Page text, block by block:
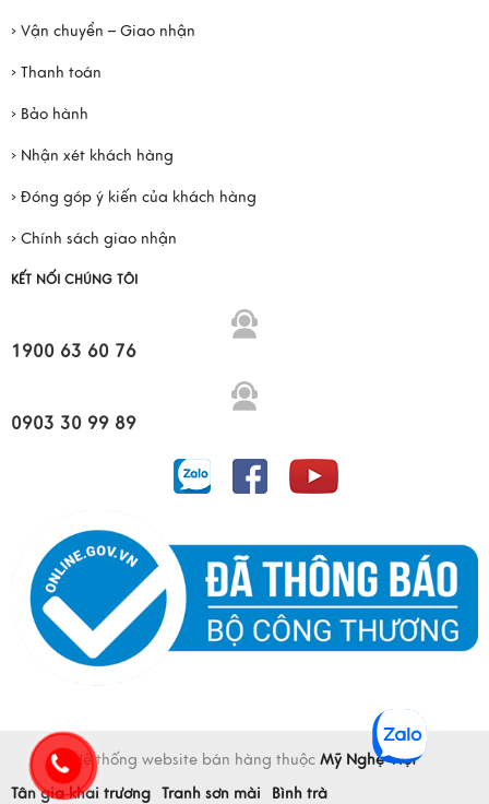
› Vận chuyển – Giao nhận
› Thanh toán
› Bảo hành
› Nhận xét khách hàng
› Đóng góp ý kiến của khách hàng
› Chính sách giao nhận
KẾT NỐI CHÚNG TÔI
1900 63 60 76
0903 30 99 89
Hệ thống website bán hàng thuộc Mỹ Nghệ Việt
Tân gia khai trương Tranh sơn mài Bình trà